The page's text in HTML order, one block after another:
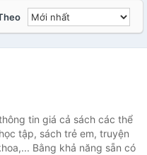
tin giá cả sách các thể
tập, sách trẻ em, truyện
Bằng khả năng sẵn có